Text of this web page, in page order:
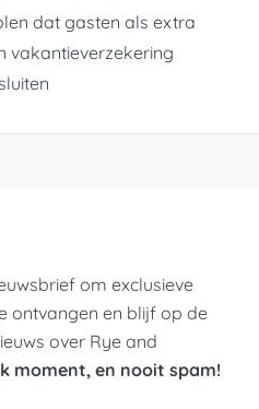
dat gasten als extra
vakantieverzekering
om exclusieve
ontvangen en blijf op de
over Rye and
moment, en nooit spam!